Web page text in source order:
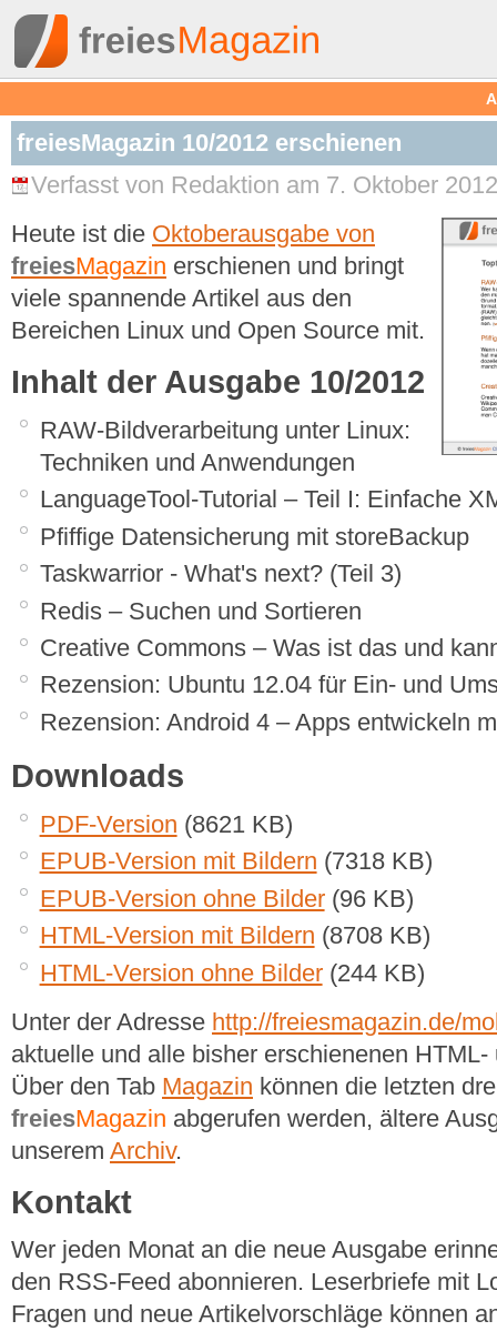
freiesMagazin 10/2012 erschienen
Verfasst von Redaktion am 7. Oktober
Heute ist die Oktoberausgabe von
freiesMagazin erschienen und bringt
viele spannende Artikel aus den
Bereichen Linux und Open Source mit.
Inhalt der Ausgabe 10/2012
RAW-Bildverarbeitung unter Linux:
Techniken und Anwendungen
LanguageTool-Tutorial – Teil I: Einfache
Pfiffige Datensicherung mit storeBackup
Taskwarrior - What's next? (Teil 3)
Redis – Suchen und Sortieren
Creative Commons – Was ist das und
Rezension: Ubuntu 12.04 für Ein- und
Rezension: Android 4 – Apps entwickeln
Downloads
PDF-Version (8621 KB)
EPUB-Version mit Bildern (7318 KB)
EPUB-Version ohne Bilder(96 KB)
HTML-Version mit Bildern (8708 KB)
HTML-Version ohne Bilder(244 KB)
Unter der Adresse http://freiesmagazin.de/
aktuelle und alle bisher erschienenen
Über den Tab Magazin können die letzten
freiesMagazin abgerufen werden, ältere
unserem Archiv.
Kontakt
Wer jeden Monat an die neue Ausgabe
den RSS-Feed abonnieren. Leserbriefe mit
Fragen und neue Artikelvorschläge können